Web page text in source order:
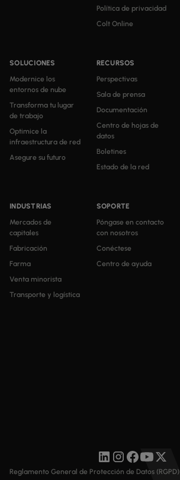
SOLUCIONES
Modernice los
entornos de nube
Transforma tu lugar
de trabajo
Optimice la
infraestructura de red
Asegure su futuro
INDUSTRIAS
Mercados de
capitales
Fabricación
Farma
Venta minorista
Transporte y logística
RECURSOS
Perspectivas
Sala de prensa
Documentación
Centro de hojas de
datos
Boletines
Estado de la red
Política de privacidad
Colt Online
SOPORTE
Póngase en contacto
con nosotros
Conéctese
Centro de ayuda
Reglamento General de Protección de Datos (RGPD)